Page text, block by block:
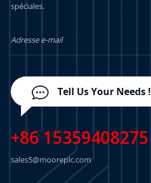
spéciales.
Tell Us Your Needs !
+86 15359408275
sales5@mooreplc.com